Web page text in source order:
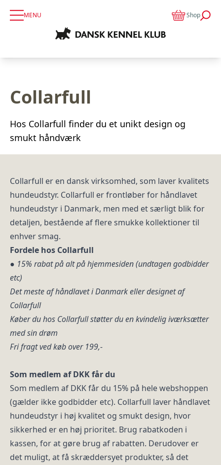
MENU Shop
Collarfull
Hos Collarfull finder du et unikt design og
smukt håndværk
Collarfull er en dansk virksomhed, som laver kvalitets
hundeudstyr. Collarfull er frontløber for håndlavet
hundeudstyr i Danmark, men med et særligt blik for
detaljen, bestående af flere smukke kollektioner til
enhver smag.
Fordele hos Collarfull
● 15% rabat på alt på hjemmesiden (undtagen godbidder
etc)
Det meste af håndlavet i Danmark eller designet af
Collarfull
Køber du hos Collarfull støtter du en kvindelig iværksætter
med sin drøm
Fri fragt ved køb over 199,-
Som medlem af DKK får du
Som medlem af DKK får du 15% på hele webshoppen
(gælder ikke godbidder etc). Collarfull laver håndlavet
hundeudstyr i høj kvalitet og smukt design, hvor
sikkerhed er en høj prioritet. Brug rabatkoden i
kassen, for at gøre brug af rabatten. Derudover er
det muligt, at få skræddersyet produkter, så det